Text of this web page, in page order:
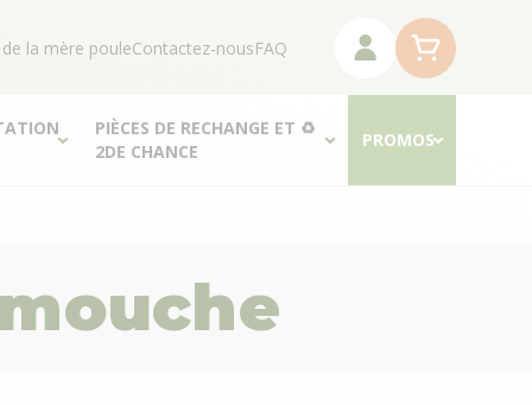
de la mère pouleContactez-nousFAQ
PIÈCES DE RECHANGE ET ♻
2DE CHANCE
PROMOS